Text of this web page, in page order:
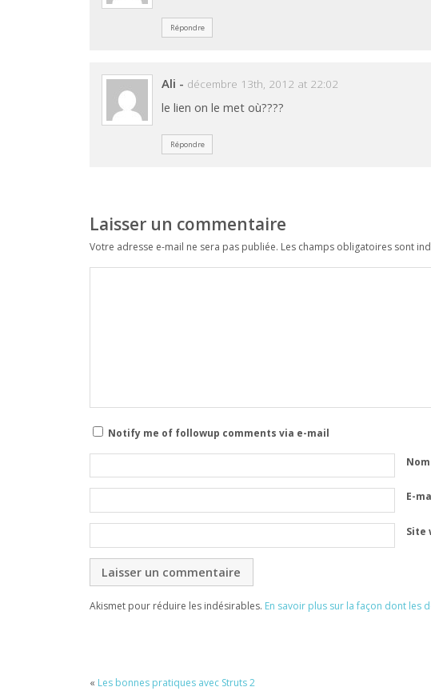
Répondre
Ali - décembre 13th, 2012 at 22:02
le lien on le met où????
Répondre
Laisser un commentaire
Votre adresse e-mail ne sera pas publiée. Les champs obligatoires sont
Notify me of followup comments via e-mail
Nom
E-
Site
Akismet pour réduire les indésirables. En savoir plus sur la façon dont les
« Les bonnes pratiques avec Struts 2